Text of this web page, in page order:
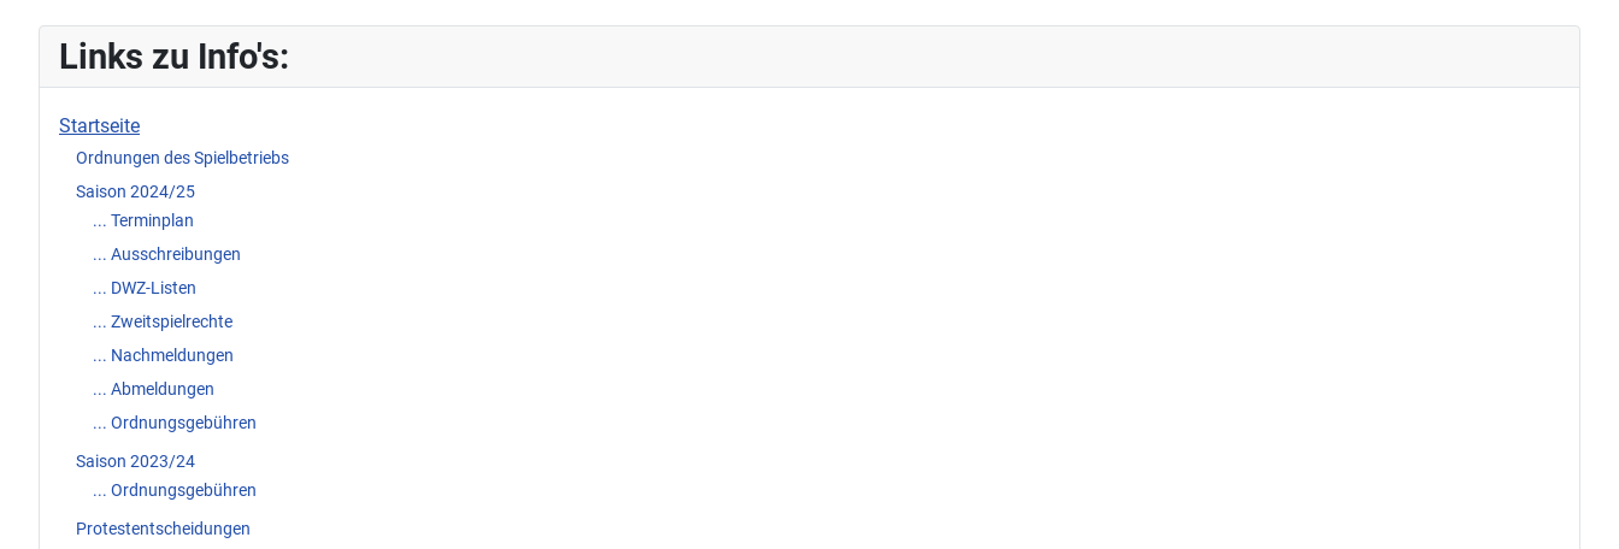
Links zu Info's:
Startseite
Ordnungen des Spielbetriebs
Saison 2024/25
... Terminplan
... Ausschreibungen
... DWZ-Listen
... Zweitspielrechte
... Nachmeldungen
... Abmeldungen
... Ordnungsgebühren
Saison 2023/24
... Ordnungsgebühren
Protestentscheidungen